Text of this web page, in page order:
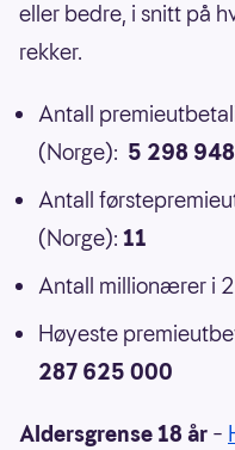
eller bedre, i snitt på
rekker.
Antall
(Norge): 5 298 948
Antall
(Norge): 11
Antall millionærer i
Høyeste
287 625 000
Aldersgrense 18 år –